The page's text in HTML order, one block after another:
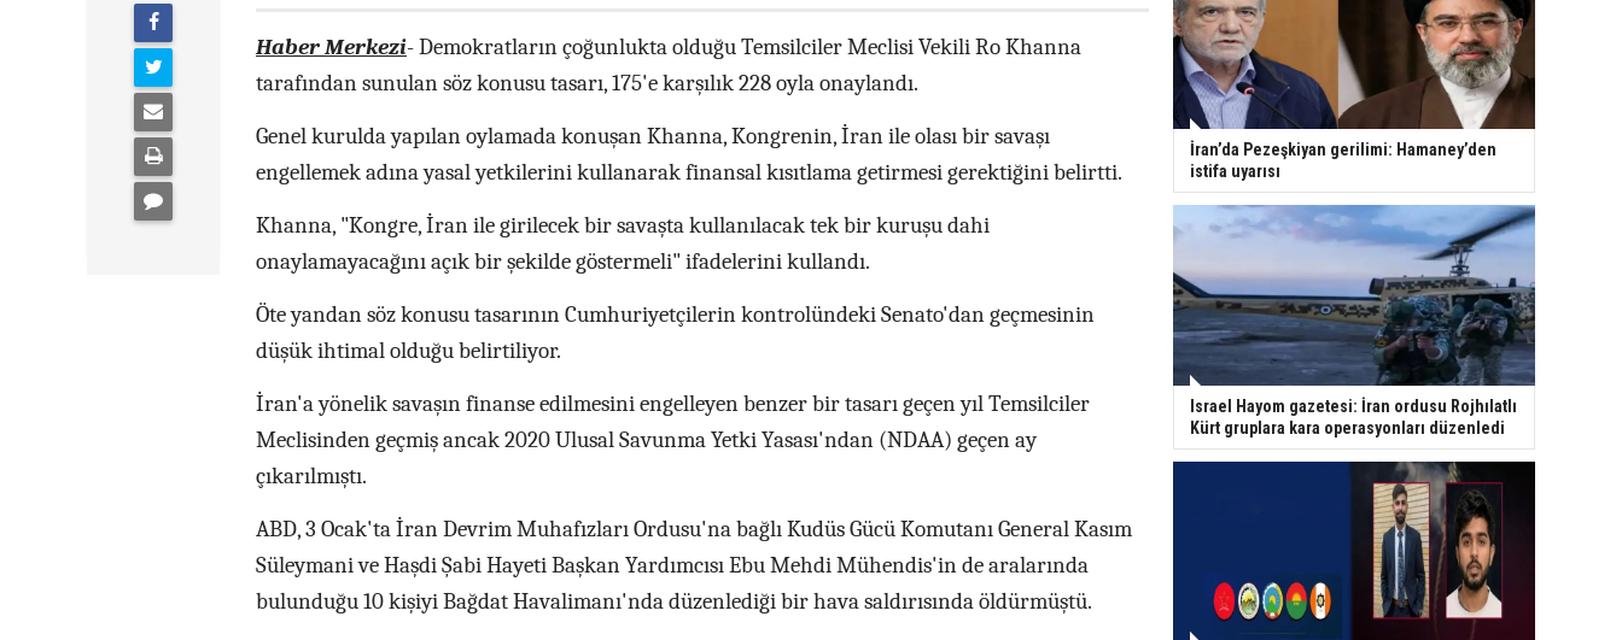
Haber Merkezi- Demokratların çoğunlukta olduğu Temsilciler Meclisi Vekili Ro Khanna
tarafından sunulan söz konusu tasarı, 175'e karşılık 228 oyla onaylandı.
Genel kurulda yapılan oylamada konuşan Khanna, Kongrenin, İran ile olası bir savaşı
engellemek adına yasal yetkilerini kullanarak finansal kısıtlama getirmesi gerektiğini belirtti.
Khanna, "Kongre, İran ile girilecek bir savaşta kullanılacak tek bir kuruşu dahi
onaylamayacağını açık bir şekilde göstermeli" ifadelerini kullandı.
Öte yandan söz konusu tasarının Cumhuriyetçilerin kontrolündeki Senato'dan geçmesinin
düşük ihtimal olduğu belirtiliyor.
İran'a yönelik savaşın finanse edilmesini engelleyen benzer bir tasarı geçen yıl Temsilciler
Meclisinden geçmiş ancak 2020 Ulusal Savunma Yetki Yasası'ndan (NDAA) geçen ay
çıkarılmıştı.
ABD, 3 Ocak'ta İran Devrim Muhafızları Ordusu'na bağlı Kudüs Gücü Komutanı General Kasım
Süleymani ve Haşdi Şabi Hayeti Başkan Yardımcısı Ebu Mehdi Mühendis'in de aralarında
bulunduğu 10 kişiyi Bağdat Havalimanı'nda düzenlediği bir hava saldırısında öldürmüştü.
İran’da Pezeşkiyan gerilimi: Hamaney’den
istifa uyarısı
Israel Hayom gazetesi: İran ordusu Rojhılatlı
Kürt gruplara kara operasyonları düzenledi